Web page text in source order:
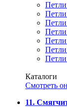
Каталоги
Смотреть
11.